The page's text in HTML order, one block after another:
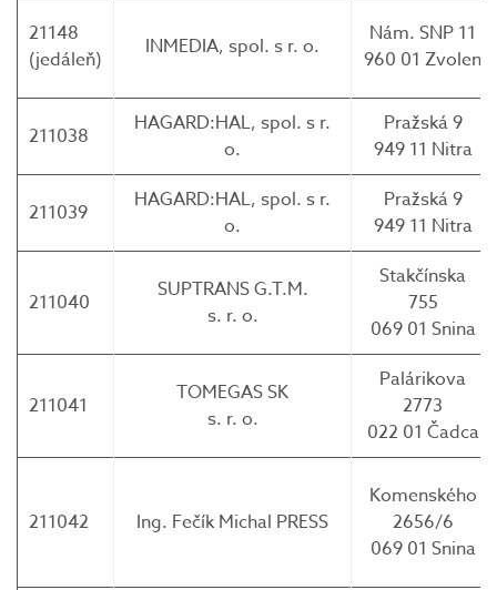
21148
(jedáleň)
INMEDIA, spol. s r. o.
Nám. SNP 11
960 01 Zvolen
211038
HAGARD:HAL, spol. s r.
o.
Pražská 9
949 11 Nitra
211039
HAGARD:HAL, spol. s r.
o.
Pražská 9
949 11 Nitra
211040
SUPTRANS G.T.M.
s. r. o.
Stakčínska
755
069 01 Snina
211041
TOMEGAS SK
s. r. o.
Palárikova
2773
022 01 Čadca
211042 Ing. Fečík Michal PRESS
Komenského
2656/6
069 01 Snina